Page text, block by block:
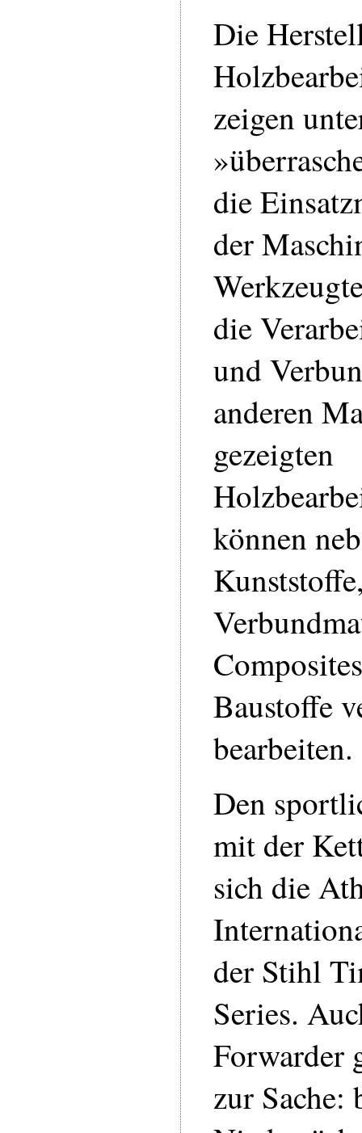
Die
zeigen
die
der
die
und
anderen
gezeigten
können
Baustoffe
bearbeiten.
Den
mit der
sich die
der Stihl
Series.
Forwarder
zur Sache: